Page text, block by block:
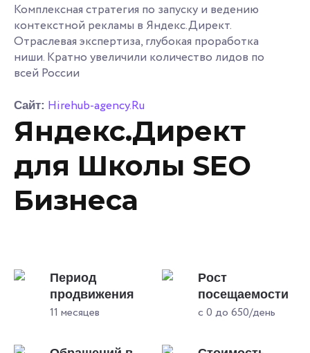
Комплексная стратегия по запуску и ведению
контекстной рекламы в Яндекс.Директ.
Отраслевая экспертиза, глубокая проработка
ниши. Кратно увеличили количество лидов по
всей России
Сайт: Hirehub-agency.Ru
Яндекс.Директ
для Школы SEO
Бизнеса
Период
продвижения
11 месяцев
Рост
посещаемости
с 0 до 650/день